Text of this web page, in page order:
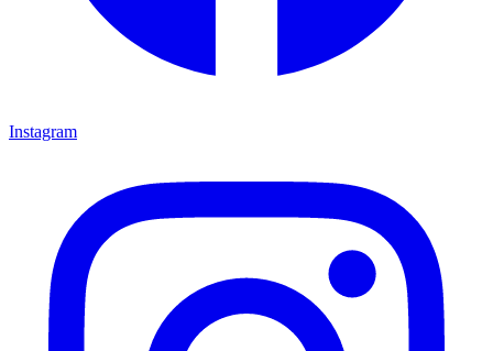
Instagram